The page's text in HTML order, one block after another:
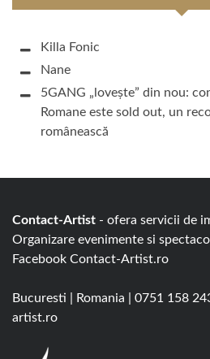
Killa Fonic
Nane
5GANG „lovește” din nou:
Romane este sold out, un
românească
Contact-Artist - ofera servicii de
Organizare evenimente si
Facebook Contact-Artist.ro
Bucuresti Romania 0751 158
artist.ro